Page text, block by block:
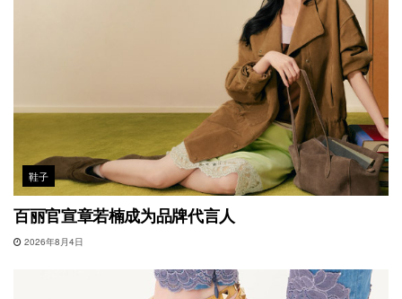
鞋子
百丽官宣章若楠成为品牌代言人
2026年8月4日